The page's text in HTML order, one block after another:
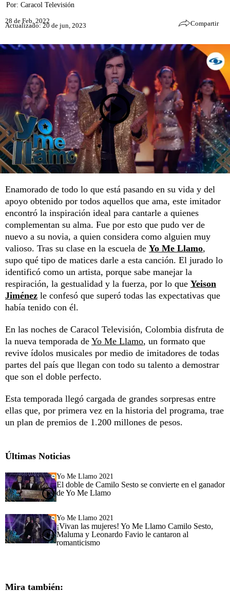
Por: Caracol Televisión
28 de Feb, 2022
Actualizado: 20 de jun, 2023 Compartir
Enamorado de todo lo que está pasando en su vida y del
apoyo obtenido por todos aquellos que ama, este imitador
encontró la inspiración ideal para cantarle a quienes
complementan su alma. Fue por esto que pudo ver de
nuevo a su novia, a quien considera como alguien muy
valioso. Tras su clase en la escuela de Yo Me Llamo,
supo qué tipo de matices darle a esta canción. El jurado lo
identificó como un artista, porque sabe manejar la
respiración, la gestualidad y la fuerza, por lo que Yeison
Jiménez le confesó que superó todas las expectativas que
había tenido con él.
En las noches de Caracol Televisión, Colombia disfruta de
la nueva temporada de Yo Me Llamo, un formato que
revive ídolos musicales por medio de imitadores de todas
partes del país que llegan con todo su talento a demostrar
que son el doble perfecto.
Esta temporada llegó cargada de grandes sorpresas entre
ellas que, por primera vez en la historia del programa, trae
un plan de premios de 1.200 millones de pesos.
Últimas Noticias
Yo Me Llamo 2021
El doble de Camilo Sesto se convierte en el ganador
de Yo Me Llamo
Yo Me Llamo 2021
¡Vivan las mujeres! Yo Me Llamo Camilo Sesto,
Maluma y Leonardo Favio le cantaron al
romanticismo
Mira también: